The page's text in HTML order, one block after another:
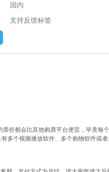
国内
支持反馈标签
价都会比其他购票平台便宜，毕竟每
多个视频播放软件、多个购物软件或者